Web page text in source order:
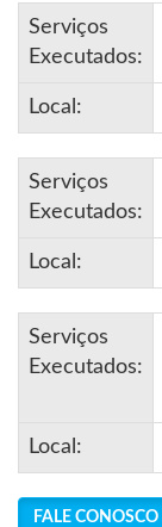
Serviços
Executados:
Local:
Serviços
Executados:
Local:
Serviços
Executados:
Local:
FALE CONOSCO